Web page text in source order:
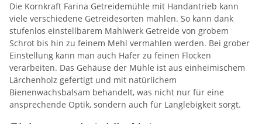
Die Kornkraft Farina Getreidemühle mit Handantrieb kann
viele verschiedene Getreidesorten mahlen. So kann dank
stufenlos einstellbarem Mahlwerk Getreide von grobem
Schrot bis hin zu feinem Mehl vermahlen werden. Bei grober
Einstellung kann man auch Hafer zu feinen Flocken
verarbeiten. Das Gehäuse der Mühle ist aus einheimischem
Lärchenholz gefertigt und mit natürlichem
Bienenwachsbalsam behandelt, was nicht nur für eine
ansprechende Optik, sondern auch für Langlebigkeit sorgt.